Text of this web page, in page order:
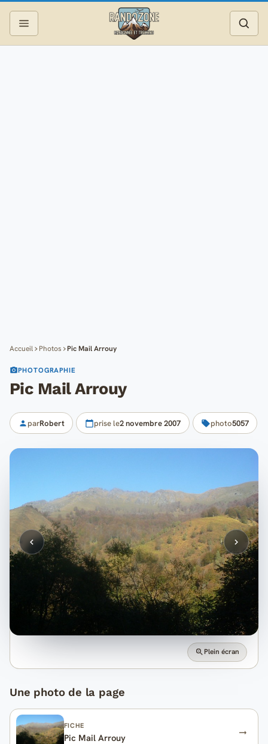
Accueil Photos Pic Mail Arrouy
PHOTOGRAPHIE
Pic Mail Arrouy
parRobert prise le2 novembre 2007 photo5057
Plein écran
Une photo de la page
FICHE
Pic Mail Arrouy